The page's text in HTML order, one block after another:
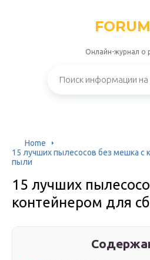
Онлайн-журнал о
Home
15 лучших пылесосов без мешка с
пыли
15 лучших
контейнером для